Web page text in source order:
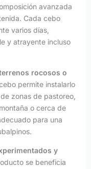
avanzada
Cada cebo
varios días,
y atrayente incluso
rocosos o
permite instalarlo
zonas de pastoreo,
o cerca de
para una
y
se beneficia